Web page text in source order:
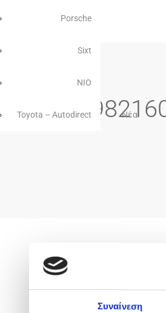
Συναίνεση
Porsche
Sixt
NIO
Toyota – Autodirect Νέα